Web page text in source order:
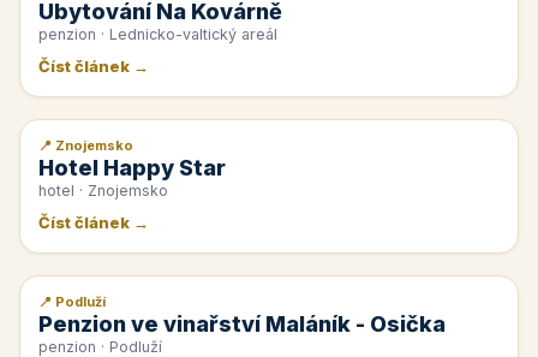
Ubytování Na Kovárně
penzion · Lednicko-valtický areál
Číst článek →
📰 PR článek
📍 Znojemsko
Hotel Happy Star
hotel · Znojemsko
Číst článek →
📰 PR článek
📍 Podluží
Penzion ve vinařství Maláník - Osička
penzion · Podluží